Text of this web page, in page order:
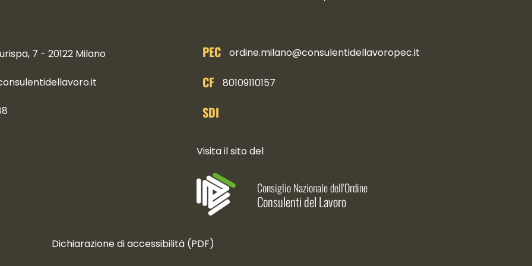
7 - 20122 Milano PEC ordine.milano@consulentidellavoropec.it
CF 80109110157
SDI
Visita il sito del
Consiglio Nazionale dell'Ordine
Consulenti del Lavoro
Dichiarazione di accessibilità (PDF)